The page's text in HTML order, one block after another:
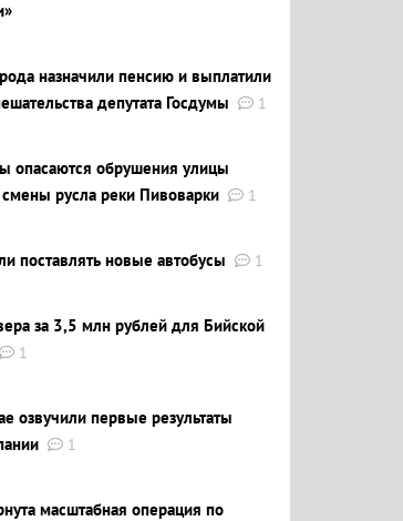
назначили пенсию и выплатили
депутата Госдумы
1
опасаются обрушения улицы
русла реки Пивоварки
1
поставлять новые автобусы
1
за 3,5 млн рублей для Бийской
1
озвучили первые результаты
1
масштабная операция по